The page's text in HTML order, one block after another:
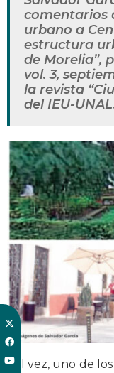
comentarios
urbano a
estructura
de Morelia”,
vol. 3,
la revista
del IEU-
Tal vez, uno de